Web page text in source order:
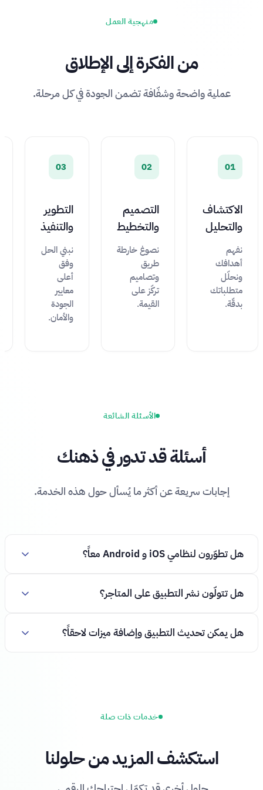
منهجية العمل
من الفكرة إلى الإطلاق
عملية واضحة وشفّافة تضمن الجودة في كل مرحلة.
01
الاكتشاف
والتحليل
نفهم
أهدافك
ونحلّل
متطلباتك
بدقّة.
02
التصميم
والتخطيط
نصوغ خارطة
طريق
وتصاميم
تركّز على
القيمة.
03
التطوير
والتنفيذ
نبني الحل
وفق
أعلى
معايير
الجودة
والأمان.
الأسئلة الشائعة
أسئلة قد تدور في ذهنك
إجابات سريعة عن أكثر ما يُسأل حول هذه الخدمة.
هل تطوّرون لنظامي iOS و Android معاً؟
هل تتولّون نشر التطبيق على المتاجر؟
هل يمكن تحديث التطبيق وإضافة ميزات لاحقاً؟
خدمات ذات صلة
استكشف المزيد من حلولنا